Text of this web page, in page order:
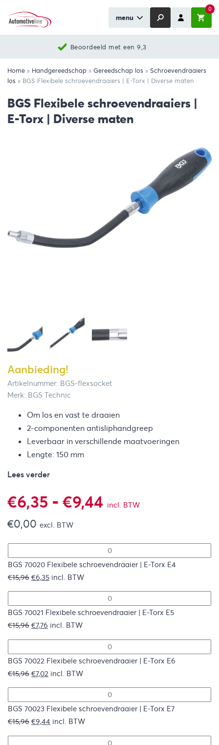
menu
0
Beoordeeld met een 9,3
Home » Handgereedschap » Gereedschap los » Schroevendraaiers
los » BGS Flexibele schroevendraaiers | E-Torx | Diverse maten
BGS Flexibele schroevendraaiers |
E-Torx | Diverse maten
Aanbieding!
Artikelnummer: BGS-flexsocket
Merk: BGS Technic
Om los en vast te draaien
2-componenten antisliphandgreep
Leverbaar in verschillende maatvoeringen
Lengte: 150 mm
Lees verder
€6,35 - €9,44 Prijsklasse:
tot
incl. BTW
€0,00 excl. BTW
BGS 70020 Flexibele schroevendraaier | E-Torx E4
€15,96 Oorspronkelijke
€15,96.
€6,35Huidige
€6,35.
incl. BTW
BGS 70021 Flexibele schroevendraaier | E-Torx E5
€15,96 Oorspronkelijke
€15,96.
€7,76 Huidige
€7,76.
incl. BTW
BGS 70022 Flexibele schroevendraaier | E-Torx E6
€15,96 Oorspronkelijke
€15,96.
€7,02 Huidige
€7,02.
incl. BTW
BGS 70023 Flexibele schroevendraaier | E-Torx E7
€15,96 Oorspronkelijke
€9,44 Huidige
incl. BTW